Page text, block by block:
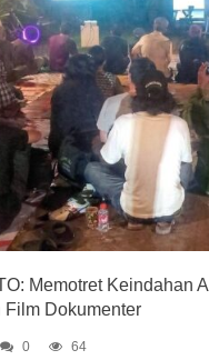
Memotret Keindahan
Film Dokumenter
0 64